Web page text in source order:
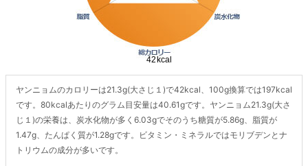
ヤンニョムのカロリーは21.3g(大さじ１)で42kcal、100g換算では197kcal
です。80kcalあたりのグラム目安量は40.61gです。ヤンニョム21.3g(大さ
じ１)の栄養は、炭水化物が多く6.03gでそのうち糖質が5.86g、脂質が
1.47g、たんぱく質が1.28gです。ビタミン・ミネラルではモリブデンとナ
トリウムの成分が多いです。